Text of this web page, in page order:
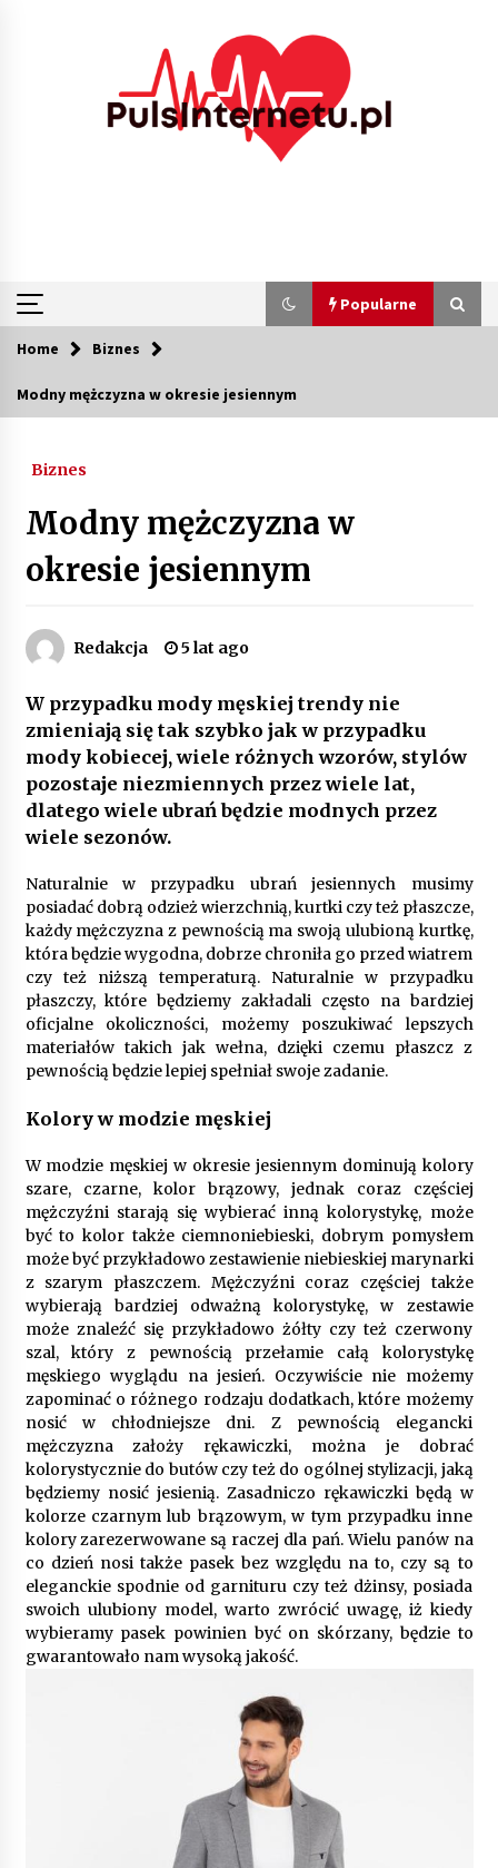
Popularne
Popularne
Poczucie bezpieczeństwa a jasne zasady pracy.
4 miesiące ago
zamontować radio 2DIN i uchwyty na kubki
4 miesiące ago
Piece do pizzy – jak wybrać między piecem na
drewno, gaz i prąd
8 miesięcy ago
Oferta z pojazdami wyposażonymi w kontenery
9 miesięcy ago
Filtrowanie chłodziwa w procesach obróbki
skrawaniem – wpływ na żywotność narzędzi i
jakość detali
9 miesięcy ago
Automatyzacja zbierania informacji zwrotnych
– oszczędność czasu dzięki recom system
nowy język?
10 miesięcy ago
Zakopane: apartament z basenem dla
wymagających
10 miesięcy ago
Jak wybrać idealny stół do jadalni? poradnik
zakupowy
10 miesięcy ago
Nowoczesne rozwiązania opakowaniowe
dopasowane do potrzeb różnych branż
12 miesięcy ago
Gruntowa czy powietrzna pompa ciepła – co
wybrać do ogrzewania domu?
1 rok ago
Home Biznes
Modny mężczyzna w okresie jesiennym
Biznes
Modny mężczyzna w
okresie jesiennym
Redakcja 5 lat ago
W przypadku mody męskiej trendy nie
zmieniają się tak szybko jak w przypadku
mody kobiecej, wiele różnych wzorów, stylów
pozostaje niezmiennych przez wiele lat,
dlatego wiele ubrań będzie modnych przez
wiele sezonów.
Naturalnie w przypadku ubrań jesiennych musimy
posiadać dobrą odzież wierzchnią, kurtki czy też płaszcze,
każdy mężczyzna z pewnością ma swoją ulubioną kurtkę,
która będzie wygodna, dobrze chroniła go przed wiatrem
czy też niższą temperaturą. Naturalnie w przypadku
płaszczy, które będziemy zakładali często na bardziej
oficjalne okoliczności, możemy poszukiwać lepszych
materiałów takich jak wełna, dzięki czemu płaszcz z
pewnością będzie lepiej spełniał swoje zadanie.
Kolory w modzie męskiej
W modzie męskiej w okresie jesiennym dominują kolory
szare, czarne, kolor brązowy, jednak coraz częściej
mężczyźni starają się wybierać inną kolorystykę, może
być to kolor także ciemnoniebieski, dobrym pomysłem
może być przykładowo zestawienie niebieskiej marynarki
z szarym płaszczem. Mężczyźni coraz częściej także
wybierają bardziej odważną kolorystykę, w zestawie
może znaleźć się przykładowo żółty czy też czerwony
szal, który z pewnością przełamie całą kolorystykę
męskiego wyglądu na jesień. Oczywiście nie możemy
zapominać o różnego rodzaju dodatkach, które możemy
nosić w chłodniejsze dni. Z pewnością elegancki
mężczyzna założy rękawiczki, można je dobrać
kolorystycznie do butów czy też do ogólnej stylizacji, jaką
będziemy nosić jesienią. Zasadniczo rękawiczki będą w
kolorze czarnym lub brązowym, w tym przypadku inne
kolory zarezerwowane są raczej dla pań. Wielu panów na
co dzień nosi także pasek bez względu na to, czy są to
eleganckie spodnie od garnituru czy też dżinsy, posiada
swoich ulubiony model, warto zwrócić uwagę, iż kiedy
wybieramy pasek powinien być on skórzany, będzie to
gwarantowało nam wysoką jakość.